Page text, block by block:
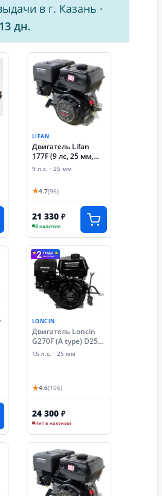
в г. Казань ·
дн.
LIFAN
Двигатель Lifan
177F (9 лс, 25 мм,
разболтовка под
9 л.с. · 25 мм
★4.7(96)
21 330 ₽
В наличии
LONCIN
Двигатель Loncin
G270F (A type) D25
5А
15 л.с. · 25 мм
★4.6(106)
24 300 ₽
Нет в наличии